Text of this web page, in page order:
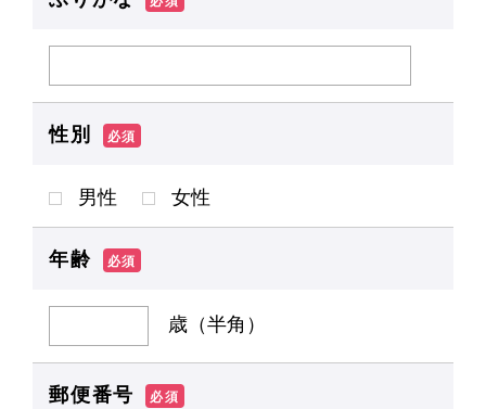
性別 必須
男性 女性
年齢 必須
歳（半角）
郵便番号 必須